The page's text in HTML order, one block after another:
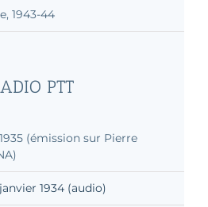
1943-44
PTT
(émission sur Pierre
1934 (audio)